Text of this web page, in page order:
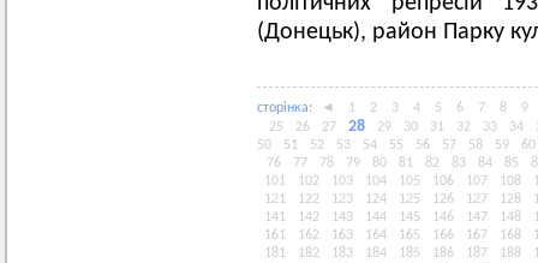
(Донецьк), район Парку
сторiнка: ◄ 1 2 3 4 5 6 7 8
9
25
26 27 28 29 30 31 32 33 34
50
51 52 53 54 55 56 57 58 59
60
76
77 78 79 80 81 82 83 84 85
101
102 103 104 105 106 107 108
121
122 123 124 125 126 127 128
141
142 143 144 145 146 147 148
161
162 163 164 165 166 167 168
181
182 183 184 185 186 187 188